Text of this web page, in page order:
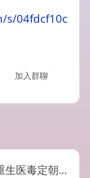
s/04fdcf10c
加入群聊
（30集）AI短剧